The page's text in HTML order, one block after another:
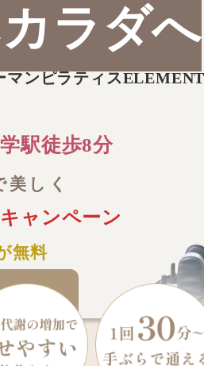
カラダへ
マンピラティスELEMENT
駅徒歩8分
美しく
ャンペーン
無料
込み